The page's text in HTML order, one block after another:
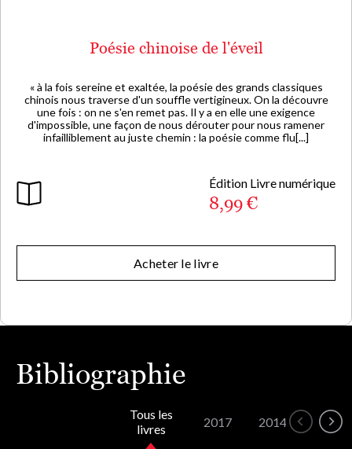
Poésie chinoise de l'éveil
« à la fois sereine et exaltée, la poésie des grands classiques
chinois nous traverse d'un souffle vertigineux. On la découvre
une fois : on ne s'en remet pas. Il y a en elle une exigence
d'impossible, une façon de nous dérouter pour nous ramener
infailliblement au juste chemin : la poésie comme flu[...]
Édition Livre numérique
8,99 €
Acheter le livre
Bibliographie
Tous les
livres
2017 2014